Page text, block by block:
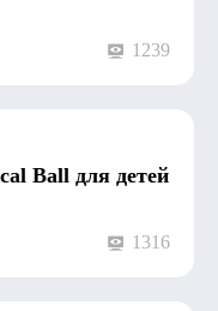
1239
Ball для детей
1316